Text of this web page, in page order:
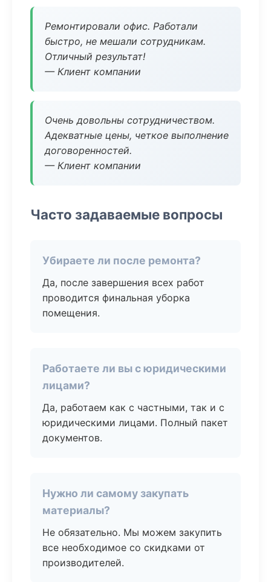
Ремонтировали офис. Работали
быстро, не мешали сотрудникам.
Отличный результат!
— Клиент компании
Очень довольны сотрудничеством.
Адекватные цены, четкое выполнение
договоренностей.
— Клиент компании
Часто задаваемые вопросы
Убираете ли после ремонта?
Да, после завершения всех работ
проводится финальная уборка
помещения.
Работаете ли вы с юридическими
лицами?
Да, работаем как с частными, так и с
юридическими лицами. Полный пакет
документов.
Нужно ли самому закупать
материалы?
Не обязательно. Мы можем закупить
все необходимое со скидками от
производителей.